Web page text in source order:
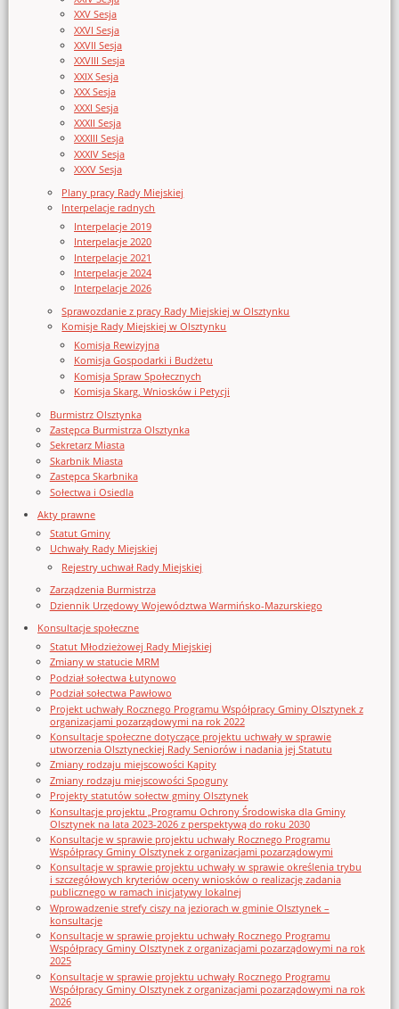
XXV Sesja
XXVI Sesja
XXVII Sesja
XXVIII Sesja
XXIX Sesja
XXX Sesja
XXXI Sesja
XXXII Sesja
XXXIII Sesja
XXXIV Sesja
XXXV Sesja
Plany pracy Rady Miejskiej
Interpelacje radnych
Interpelacje 2019
Interpelacje 2020
Interpelacje 2021
Interpelacje 2024
Interpelacje 2026
Sprawozdanie z pracy Rady Miejskiej w Olsztynku
Komisje Rady Miejskiej w Olsztynku
Komisja Rewizyjna
Komisja Gospodarki i Budżetu
Komisja Spraw Społecznych
Komisja Skarg, Wniosków i Petycji
Burmistrz Olsztynka
Zastępca Burmistrza Olsztynka
Sekretarz Miasta
Skarbnik Miasta
Zastępca Skarbnika
Sołectwa i Osiedla
Akty prawne
Statut Gminy
Uchwały Rady Miejskiej
Rejestry uchwał Rady Miejskiej
Zarządzenia Burmistrza
Dziennik Urzędowy Województwa Warmińsko-Mazurskiego
Konsultacje społeczne
Statut Młodzieżowej Rady Miejskiej
Zmiany w statucie MRM
Podział sołectwa Łutynowo
Podział sołectwa Pawłowo
Projekt uchwały Rocznego Programu Współpracy Gminy Olsztynek z
organizacjami pozarządowymi na rok 2022
Konsultacje społeczne dotyczące projektu uchwały w sprawie
utworzenia Olsztyneckiej Rady Seniorów i nadania jej Statutu
Zmiany rodzaju miejscowości Kąpity
Zmiany rodzaju miejscowości Spoguny
Projekty statutów sołectw gminy Olsztynek
Konsultacje projektu „Programu Ochrony Środowiska dla Gminy
Olsztynek na lata 2023-2026 z perspektywą do roku 2030
Konsultacje w sprawie projektu uchwały Rocznego Programu
Współpracy Gminy Olsztynek z organizacjami pozarządowymi
Konsultacje w sprawie projektu uchwały w sprawie określenia trybu
i szczegółowych kryteriów oceny wniosków o realizację zadania
publicznego w ramach inicjatywy lokalnej
Wprowadzenie strefy ciszy na jeziorach w gminie Olsztynek –
konsultacje
Konsultacje w sprawie projektu uchwały Rocznego Programu
Współpracy Gminy Olsztynek z organizacjami pozarządowymi na rok
2025
Konsultacje w sprawie projektu uchwały Rocznego Programu
Współpracy Gminy Olsztynek z organizacjami pozarządowymi na rok
2026